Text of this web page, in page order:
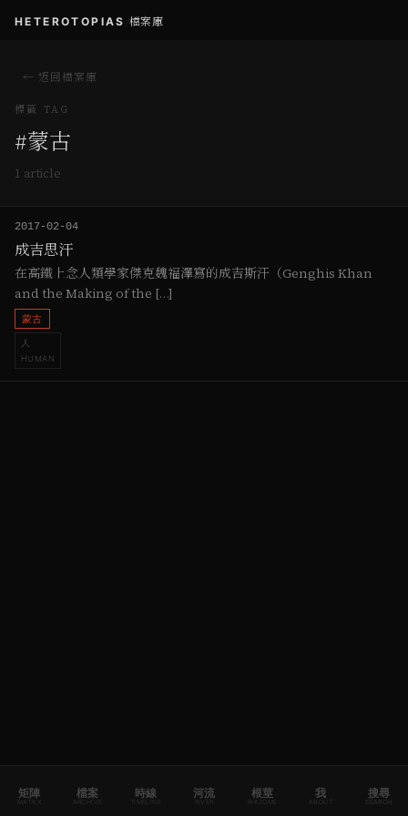
矩陣
MATRIX
檔案
ARCHIVE
時線 河流
RIVER
根莖 我 搜尋
SEARCH
HETEROTOPIAS 檔案庫
← 返回檔案庫
標籤 TAG
#蒙古
1 article
2017-02-04
成吉思汗
在高鐵上念人類學家傑克魏福澤寫的成吉斯汗（Genghis Khan
and the Making of the […]
蒙古
人
HUMAN